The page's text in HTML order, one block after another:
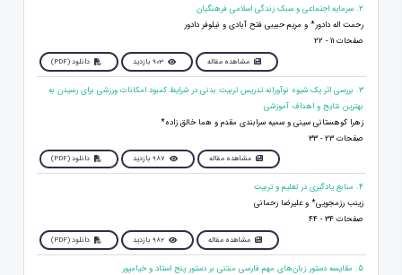
2. سرمایه اجتماعی و سبک زندگی اسلامی فرهنگیان
رحمت اله دادور* و مریم حبیبی فتح آبادی و نیلوفر دادور
صفحات 11 - 22
مشاهده مقاله 903 بازدید دانلود (PDF)
3. بررسی اثر یک شیوه نوآورانه­ تدریس تربیت بدنی در شرایط کمبود امکانات ورزشی برای رسیدن به
بهترین نتایج و اهداف آموزشی
زهرا کوهستانی سینی و سمیه سرابندی مقدم و هما خالق زاده*
صفحات 23 - 33
مشاهده مقاله 987 بازدید دانلود (PDF)
4. منابع یادگیری در تعلیم و تربیت
زینب رزمجویی* و علیرضا رحمانی
صفحات 34 - 44
مشاهده مقاله 982 بازدید دانلود (PDF)
5. مقایسه دستور زبان‌های مهم فارسی مبتنی بر دستور پنج استاد و خیامپور